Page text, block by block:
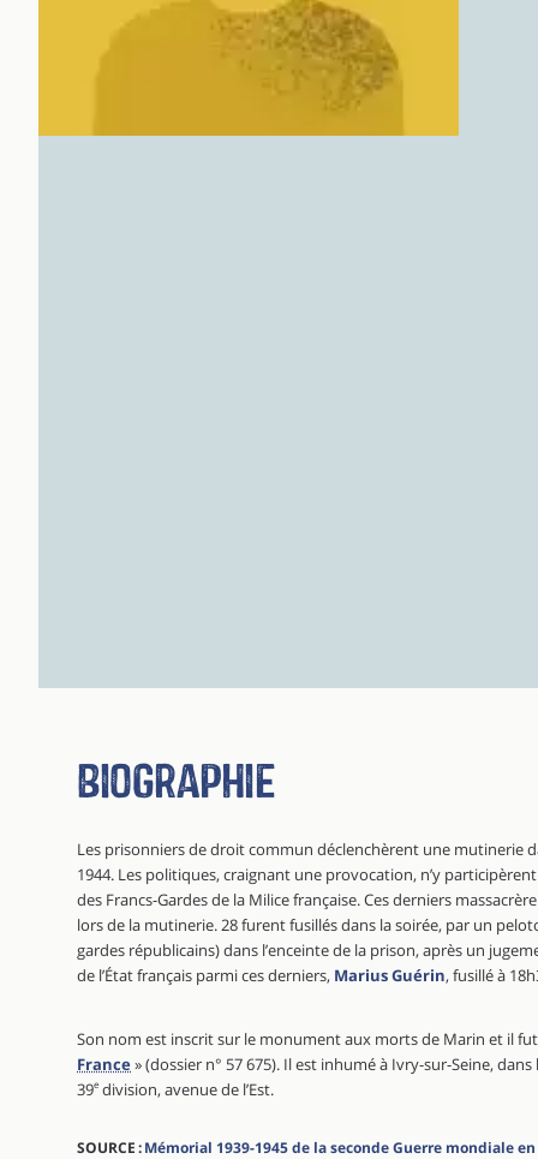
Biographie
Les prisonniers de droit commun déclenchèrent une mutinerie
1944. Les politiques, craignant une provocation, n’y
des Francs-Gardes de la Milice française. Ces derniers
lors de la mutinerie. 28 furent fusillés dans la soirée, par un
gardes républicains) dans l’enceinte de la prison, après un
de l’État français parmi ces derniers, Marius Guérin, fusillé à
Son nom est inscrit sur le monument aux morts de Marin et il
France» (dossier n° 57 675). Il est inhumé à Ivry-sur-Seine,
39e division, avenue de l’Est.
SOURCE :Mémorial 1939-1945 de la seconde Guerre mondiale